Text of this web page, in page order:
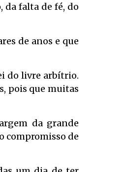
da falta de fé, do
de anos e que
do livre arbítrio.
pois que muitas
da grande
compromisso de